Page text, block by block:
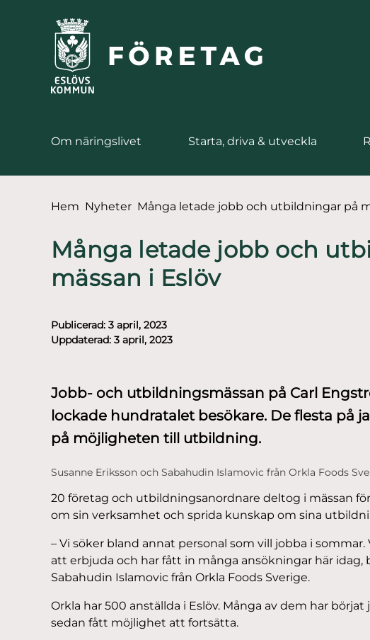
till innehåll
huvudmeny
Om näringslivet Starta, driva & utveckla
Du är här:
Hem Nyheter Många letade jobb och utbildningar på
Många letade jobb och
mässan i Eslöv
Publicerad: 3 april, 2023
Uppdaterad: 3 april, 2023
Jobb- och utbildningsmässan på Carl
lockade hundratalet besökare. De flesta på
på möjligheten till utbildning.
Susanne Eriksson och Sabahudin Islamovic från Orkla Foods
20 företag och utbildningsanordnare deltog i mässan
om sin verksamhet och sprida kunskap om sina
– Vi söker bland annat personal som vill jobba i
att erbjuda och har fått in många ansökningar här idag,
Sabahudin Islamovic från Orkla Foods Sverige.
Orkla har 500 anställda i Eslöv. Många av dem har
sedan fått möjlighet att fortsätta.